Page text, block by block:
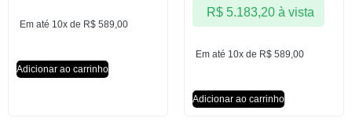
Em até 10x de R$ 589,00
Adicionar ao carrinho
Em até 10x de R$ 589,00
R$5.183,20 à vista
Adicionar ao carrinho